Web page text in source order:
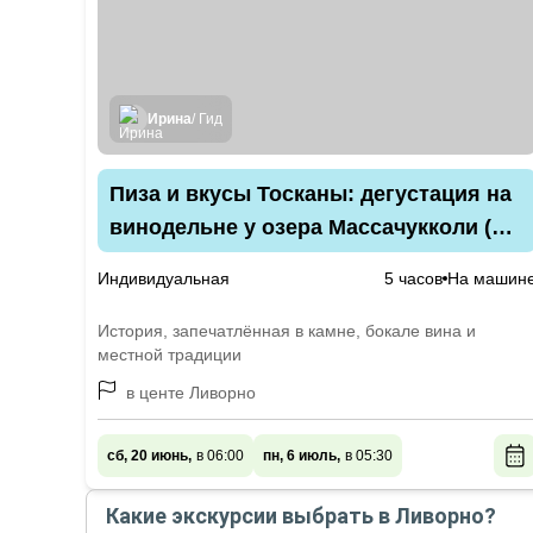
Ирина/ Гид
Пиза и вкусы Тосканы: дегустация на
винодельне у озера Массачукколи (из
Индивидуальная 5 часов На
История, запечатлённая в камне, бокале вина и
местной традиции
в центе Ливорно
сб, 20 июнь, в 06:00 пн, 6 июль, в 05:30
Какие экскурсии выбрать в Ливорно?